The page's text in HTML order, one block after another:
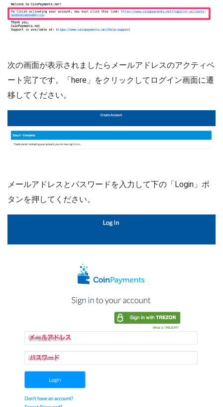
次の画面が表示されましたらメールアドレスのアクティベ
ート完了です。「here」をクリックしてログイン画面に遷
移してください。
メールアドレスとパスワードを入力して下の「Login」ボ
タンを押してください。